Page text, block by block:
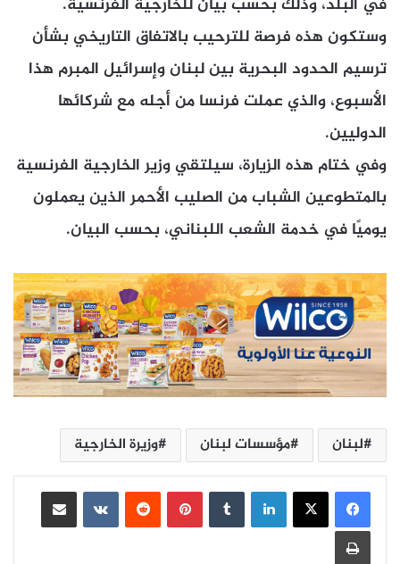
وستكون هذه فرصة للترحيب بالاتفاق التاريخي بشأن
ترسيم الحدود البحرية بين لبنان وإسرائيل المبرم هذا
الأسبوع، والذي عملت فرنسا من أجله مع شركائها
الدوليين.
وفي ختام هذه الزيارة، سيلتقي وزير الخارجية الفرنسية
بالمتطوعين الشباب من الصليب الأحمر الذين يعملون
يوميًا في خدمة الشعب اللبناني، بحسب البيان.
لبنان مؤسسات لبنان وزيرة الخارجية
لينكدإن بينتيريست
مشاركة عبر البريد
طباعة